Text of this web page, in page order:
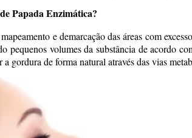
Papada Enzimática?
e demarcação das áreas com
pequenos volumes da substância de acordo
gordura de forma natural através das vias